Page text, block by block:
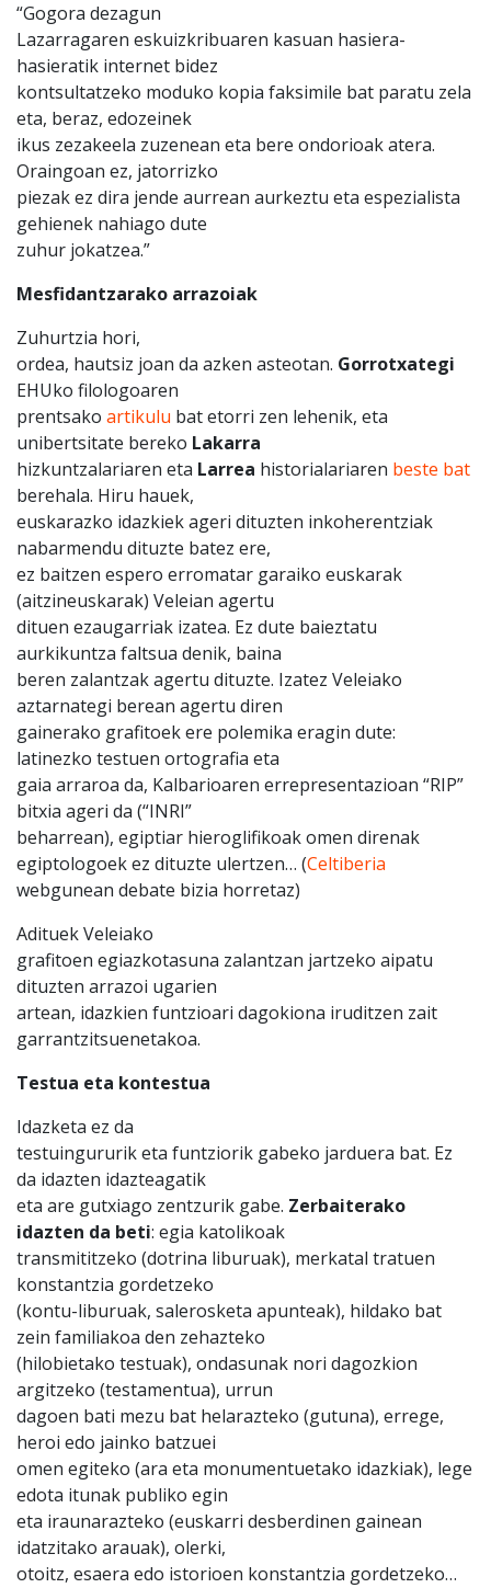
“Gogora dezagun
Lazarragaren eskuizkribuaren kasuan hasiera-
hasieratik internet bidez
kontsultatzeko moduko kopia faksimile bat paratu zela
eta, beraz, edozeinek
ikus zezakeela zuzenean eta bere ondorioak atera.
Oraingoan ez, jatorrizko
piezak ez dira jende aurrean aurkeztu eta espezialista
gehienek nahiago dute
zuhur jokatzea.”
Mesfidantzarako arrazoiak
Zuhurtzia hori,
ordea, hautsiz joan da azken asteotan. Gorrotxategi
EHUko filologoaren
prentsako artikulu bat etorri zen lehenik, eta
unibertsitate bereko Lakarra
hizkuntzalariaren eta Larrea historialariaren beste bat
berehala. Hiru hauek,
euskarazko idazkiek ageri dituzten inkoherentziak
nabarmendu dituzte batez ere,
ez baitzen espero erromatar garaiko euskarak
(aitzineuskarak) Veleian agertu
dituen ezaugarriak izatea. Ez dute baieztatu
aurkikuntza faltsua denik, baina
beren zalantzak agertu dituzte. Izatez Veleiako
aztarnategi berean agertu diren
gainerako grafitoek ere polemika eragin dute:
latinezko testuen ortografia eta
gaia arraroa da, Kalbarioaren errepresentazioan “RIP”
bitxia ageri da (“INRI”
beharrean), egiptiar hieroglifikoak omen direnak
egiptologoek ez dituzte ulertzen… (Celtiberia
webgunean debate bizia horretaz)
Adituek Veleiako
grafitoen egiazkotasuna zalantzan jartzeko aipatu
dituzten arrazoi ugarien
artean, idazkien funtzioari dagokiona iruditzen zait
garrantzitsuenetakoa.
Testua eta kontestua
Idazketa ez da
testuingururik eta funtziorik gabeko jarduera bat. Ez
da idazten idazteagatik
eta are gutxiago zentzurik gabe. Zerbaiterako
idazten da beti: egia katolikoak
transmititzeko (dotrina liburuak), merkatal tratuen
konstantzia gordetzeko
(kontu-liburuak, salerosketa apunteak), hildako bat
zein familiakoa den zehazteko
(hilobietako testuak), ondasunak nori dagozkion
argitzeko (testamentua), urrun
dagoen bati mezu bat helarazteko (gutuna), errege,
heroi edo jainko batzuei
omen egiteko (ara eta monumentuetako idazkiak), lege
edota itunak publiko egin
eta iraunarazteko (euskarri desberdinen gainean
idatzitako arauak), olerki,
otoitz, esaera edo istorioen konstantzia gordetzeko…